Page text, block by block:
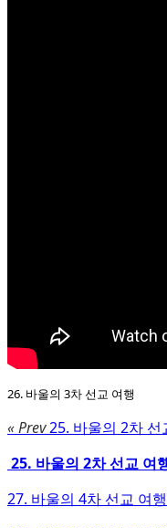
26. 바울의 3차 선교 여행
« Prev25. 바울의 2차 선
25. 바울의 2차 선교 여
27. 바울의 4차 선교 여행